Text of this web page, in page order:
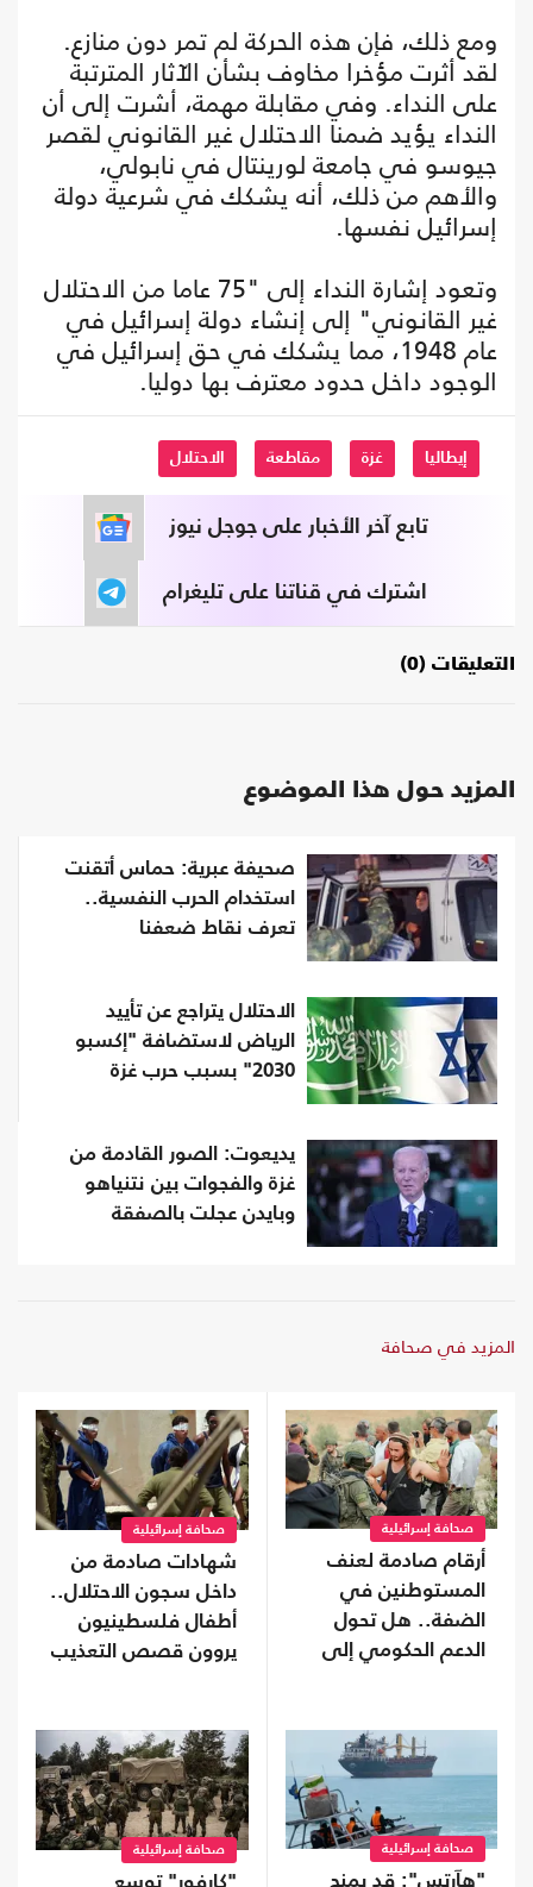
ومع ذلك، فإن هذه الحركة لم تمر دون منازع.
لقد أثرت مؤخرا مخاوف بشأن الآثار المترتبة
على النداء. وفي مقابلة مهمة، أشرت إلى أن
النداء يؤيد ضمنا الاحتلال غير القانوني لقصر
جيوسو في جامعة لورينتال في نابولي،
والأهم من ذلك، أنه يشكك في شرعية دولة
إسرائيل نفسها.
وتعود إشارة النداء إلى "75 عاما من الاحتلال
غير القانوني" إلى إنشاء دولة إسرائيل في
عام 1948، مما يشكك في حق إسرائيل في
الوجود داخل حدود معترف بها دوليا.
إيطاليا غزة مقاطعة الاحتلال
تابع آخر الأخبار على جوجل نيوز
اشترك في قناتنا على تليغرام
التعليقات (0)
المزيد حول هذا الموضوع
صحيفة عبرية: حماس أتقنت
استخدام الحرب النفسية..
تعرف نقاط ضعفنا
الاحتلال يتراجع عن تأييد
الرياض لاستضافة "إكسبو
2030" بسبب حرب غزة
يديعوت: الصور القادمة من
غزة والفجوات بين نتنياهو
وبايدن عجلت بالصفقة
المزيد في صحافة
صحافة إسرائيلية
أرقام صادمة لعنف
المستوطنين في
الضفة.. هل تحول
الدعم الحكومي إلى
صحافة إسرائيلية
شهادات صادمة من
داخل سجون الاحتلال..
أطفال فلسطينيون
يروون قصص التعذيب
صحافة إسرائيلية
"هآرتس": قد يمنح
صحافة إسرائيلية
"كارفور" توسع